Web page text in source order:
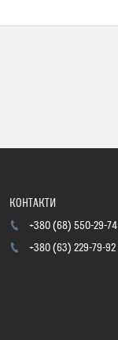
+380 (68) 550-29-74
+380 (63) 229-79-92